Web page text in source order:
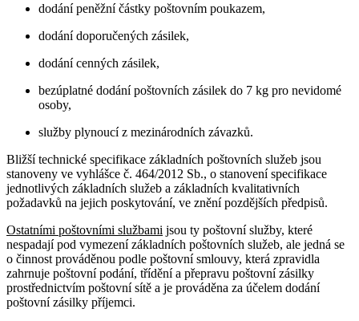
dodání peněžní částky poštovním poukazem,
dodání doporučených zásilek,
dodání cenných zásilek,
bezúplatné dodání poštovních zásilek do 7 kg pro nevidomé
osoby,
služby plynoucí z mezinárodních závazků.
Bližší technické specifikace základních poštovních služeb jsou
stanoveny ve vyhlášce č. 464/2012 Sb., o stanovení specifikace
jednotlivých základních služeb a základních kvalitativních
požadavků na jejich poskytování, ve znění pozdějších předpisů.
Ostatními poštovními službami jsou ty poštovní služby, které
nespadají pod vymezení základních poštovních služeb, ale jedná se
o činnost prováděnou podle poštovní smlouvy, která zpravidla
zahrnuje poštovní podání, třídění a přepravu poštovní zásilky
prostřednictvím poštovní sítě a je prováděna za účelem dodání
poštovní zásilky příjemci.